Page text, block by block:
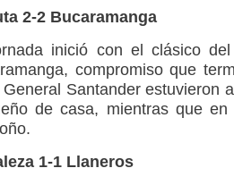
2-2 Bucaramanga
inició con el clásico
compromiso que
Santander estuvieron
de casa, mientras que
1-1 Llaneros